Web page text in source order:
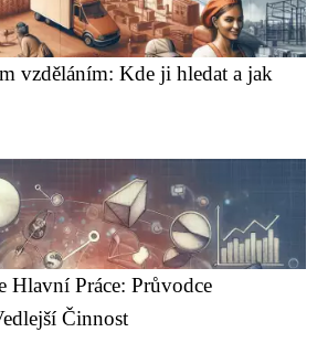
vzděláním: Kde ji hledat a jak
Hlavní Práce: Průvodce
Činnost